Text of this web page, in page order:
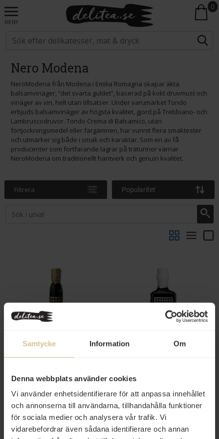
Samtycke Information Om
Denna webbplats använder cookies
Vi använder enhetsidentifierare för att anpassa innehållet
och annonserna till användarna, tillhandahålla funktioner
för sociala medier och analysera vår trafik. Vi
vidarebefordrar även sådana identifierare och annan
MENY
0
Nero Modena
NeroModena från Modena i Emilia Romagna skapar äkta
balsamvinäger, ”det svarta guldet”, baserad på kokt druvmust och
vinäger av vin, helt utan tillsatser. Under varumärket Tondo
erbjuds balsamvinäger av högsta kvalitet, gjord på Trebbiano- och
Lambruscodruvor. Tondo Crema di Balsamico, utan
förtjockningsmedel eller färgämnen, har vunnit flera smaktester
och utmärker sig både i smak och karaktär. Som en av få
producenter som fortfarande lagrar på trätunnor värnar
NeroModena om traditionellt hantverk och genuin kvalitet.
Filtrera Popularitet
Nero Modena Crema di
Köp
Nero Modena Balsamico IGP